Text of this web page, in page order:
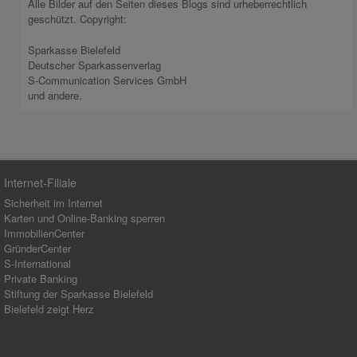
Alle Bilder auf den Seiten dieses Blogs sind urheberrechtlich
geschützt. Copyright:
Sparkasse Bielefeld
Deutscher Sparkassenverlag
S-Communication Services GmbH
und andere.
Internet-Filiale
Sicherheit im Internet
Karten und Online-Banking sperren
ImmobilienCenter
GründerCenter
S-International
Private Banking
Stiftung der Sparkasse Bielefeld
Bielefeld zeigt Herz